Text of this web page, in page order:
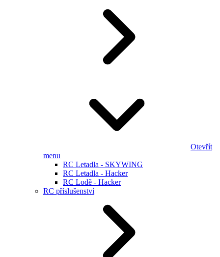
Otevřít
menu
RC Letadla - SKYWING
RC Letadla - Hacker
RC Lodě - Hacker
RC příslušenství